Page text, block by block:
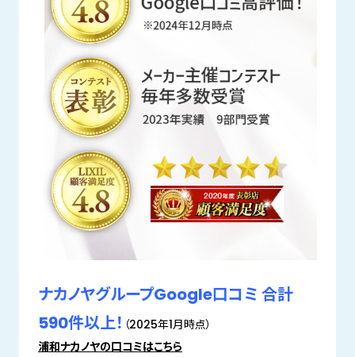
ナカノヤグループGoogle口コミ 合計
590件以上！ （2025年1月時点）
浦和ナカノヤの口コミはこちら